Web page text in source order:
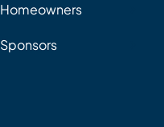
Homeowners
Sponsors